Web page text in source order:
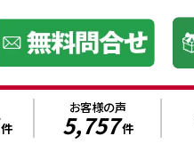
件
お客様の声
5,757件